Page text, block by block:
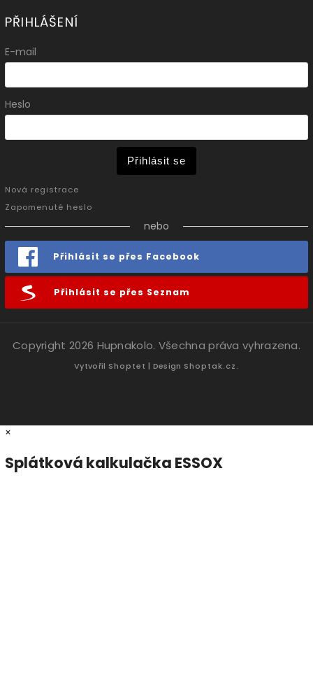
PŘIHLÁŠENÍ
E-mail
Heslo
Přihlásit se
Nová registrace
Zapomenuté heslo
nebo
Přihlásit se přes Facebook
Přihlásit se přes Seznam
Copyright 2026 Hupnakolo. Všechna práva vyhrazena.
Vytvořil Shoptet | Design Shoptak.cz.
×
Splátková kalkulačka ESSOX